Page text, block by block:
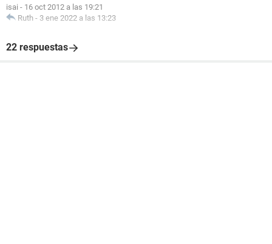
isai - 16 oct 2012 a las 19:21
Ruth - 3 ene 2022 a las 13:23
22 respuestas